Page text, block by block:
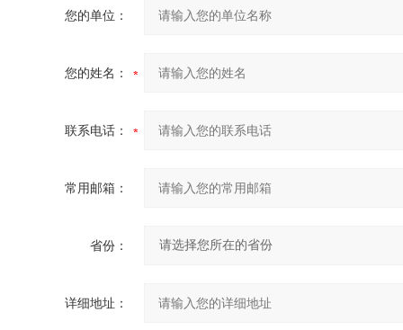
您的单位：
您的姓名：
联系电话：
常用邮箱：
省份：
详细地址：